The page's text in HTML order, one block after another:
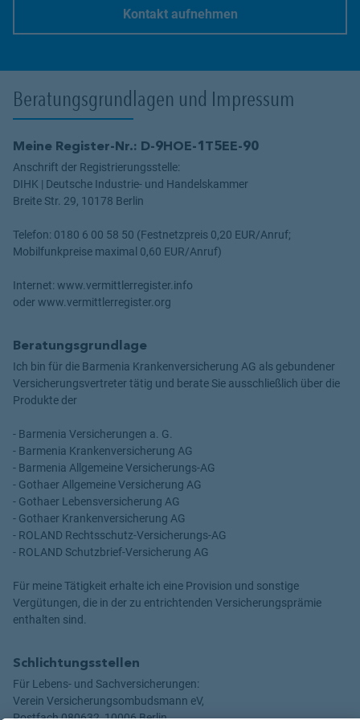
Kontakt aufnehmen
Beratungsgrundlagen und Impressum
Meine Register-Nr.: D-9HOE-1T5EE-90
Anschrift der Registrierungsstelle:
DIHK | Deutsche Industrie- und Handelskammer
Breite Str. 29, 10178 Berlin
Telefon: 0180 6 00 58 50 (Festnetzpreis 0,20 EUR/Anruf;
Mobilfunkpreise maximal 0,60 EUR/Anruf)
Internet: www.vermittlerregister.info
oder www.vermittlerregister.org
Beratungsgrundlage
Ich bin für die Barmenia Krankenversicherung AG als gebundener
Versicherungsvertreter tätig und berate Sie ausschließlich über die
Produkte der
- Barmenia Versicherungen a. G.
- Barmenia Krankenversicherung AG
- Barmenia Allgemeine Versicherungs-AG
- Gothaer Allgemeine Versicherung AG
- Gothaer Lebensversicherung AG
- Gothaer Krankenversicherung AG
- ROLAND Rechtsschutz-Versicherungs-AG
- ROLAND Schutzbrief-Versicherung AG
Für meine Tätigkeit erhalte ich eine Provision und sonstige
Vergütungen, die in der zu entrichtenden Versicherungsprämie
enthalten sind.
Schlichtungsstellen
Für Lebens- und Sachversicherungen:
Verein Versicherungsombudsmann eV,
Postfach 080632, 10006 Berlin